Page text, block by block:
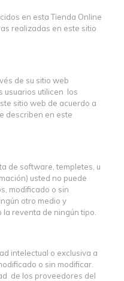
en esta Tienda Online
realizadas en este sitio
de su sitio web
usuarios utilicen los
sitio web de acuerdo a
describen en este
de software, templetes, u
usted no puede
modificado o sin
otro medio y
reventa de ningún tipo.
intelectual o exclusiva a
o sin modificar.
de los proveedores del